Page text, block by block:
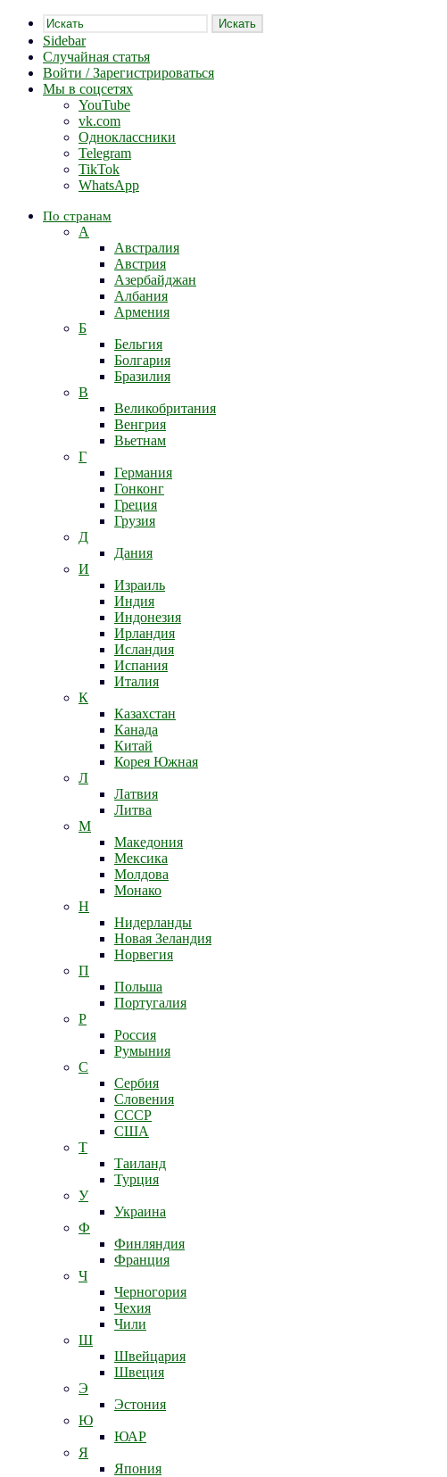
Искать
Sidebar
Случайная статья
Войти / Зарегистрироваться
Мы в соцсетях
YouTube
vk.com
Одноклассники
Telegram
TikTok
WhatsApp
По странам
А
Австралия
Австрия
Азербайджан
Албания
Армения
Б
Бельгия
Болгария
Бразилия
В
Великобритания
Венгрия
Вьетнам
Г
Германия
Гонконг
Греция
Грузия
Д
Дания
И
Израиль
Индия
Индонезия
Ирландия
Исландия
Испания
Италия
К
Казахстан
Канада
Китай
Корея Южная
Л
Латвия
Литва
М
Македония
Мексика
Молдова
Монако
Н
Нидерланды
Новая Зеландия
Норвегия
П
Польша
Португалия
Р
Россия
Румыния
С
Сербия
Словения
СССР
США
Т
Таиланд
Турция
У
Украина
Ф
Финляндия
Франция
Ч
Черногория
Чехия
Чили
Ш
Швейцария
Швеция
Э
Эстония
Ю
ЮАР
Я
Япония